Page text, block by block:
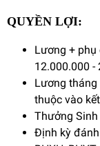
QUYỀN LỢI:
Lương + phụ
12.000.000 -
Lương
thuộc vào
Thưởng Sinh
Định kỳ